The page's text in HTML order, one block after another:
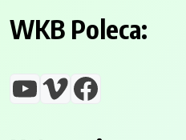
WKB Poleca:
YouTube
VimeoFacebook